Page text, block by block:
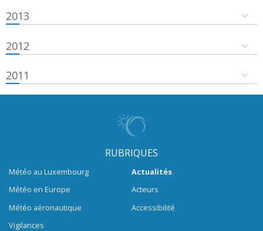
2013
2012
2011
RUBRIQUES
Météo au Luxembourg
Météo en Europe
Météo aéronautique
Vigilances
Actualités
Acteurs
Accessibilité